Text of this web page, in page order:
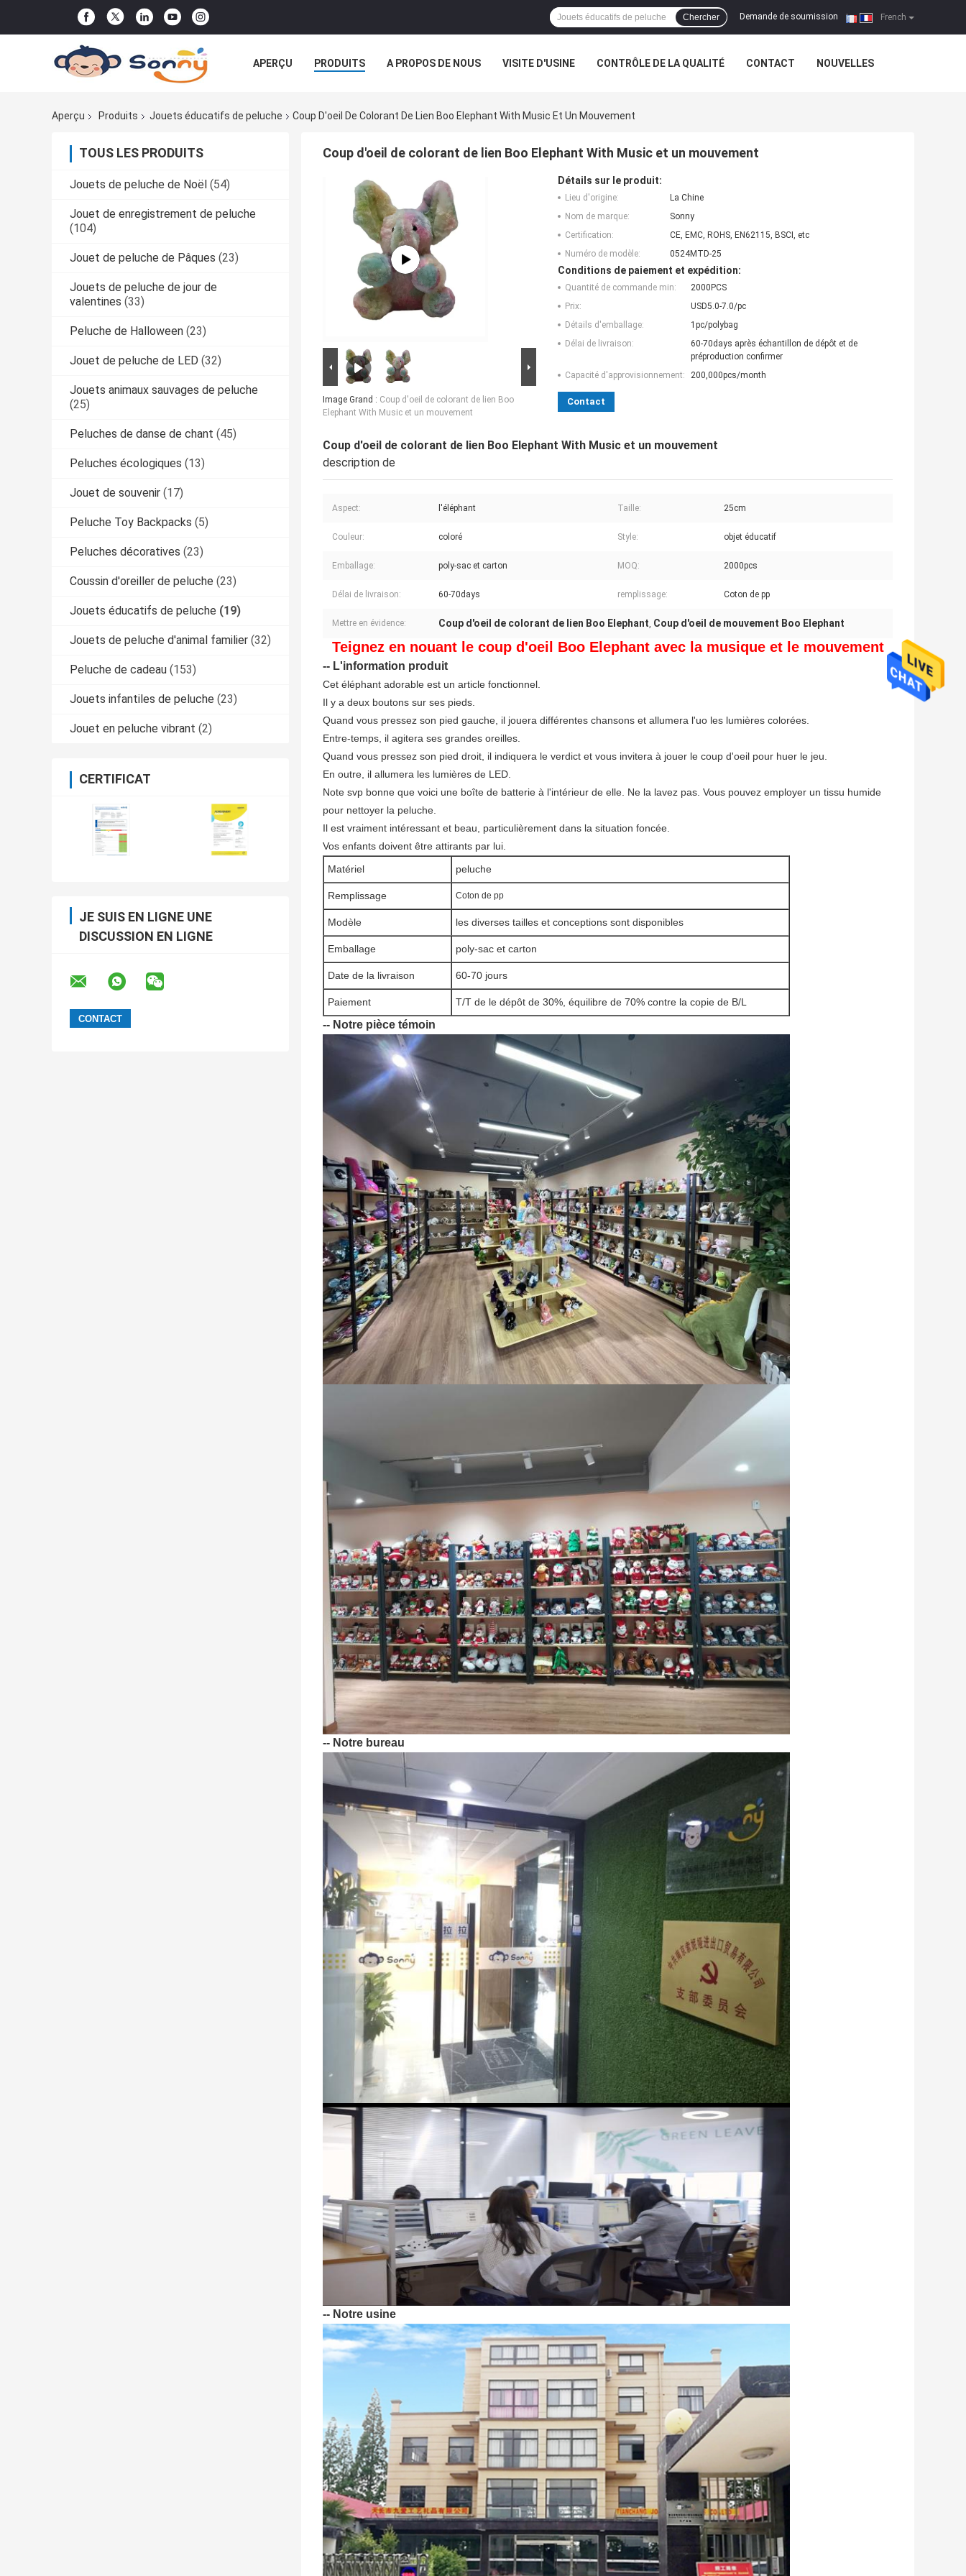
French
Demande de soumission |
Chercher
APERÇU PRODUITS A PROPOS DE NOUS VISITE D'USINE CONTRÔLE DE LA QUALITÉ CONTACT NOUVELLES
Aperçu
Produits Jouets éducatifs de peluche Coup D'oeil De Colorant De Lien Boo Elephant With Music Et Un Mouvement
TOUS LES PRODUITS
Jouets de peluche de Noël (54)
Jouet de enregistrement de peluche
(104)
Jouet de peluche de Pâques (23)
Jouets de peluche de jour de
valentines (33)
Peluche de Halloween (23)
Jouet de peluche de LED (32)
Jouets animaux sauvages de peluche
(25)
Peluches de danse de chant (45)
Peluches écologiques (13)
Jouet de souvenir (17)
Peluche Toy Backpacks (5)
Peluches décoratives (23)
Coussin d'oreiller de peluche (23)
Jouets éducatifs de peluche (19)
Jouets de peluche d'animal familier (32)
Peluche de cadeau (153)
Jouets infantiles de peluche (23)
Jouet en peluche vibrant (2)
CERTIFICAT
JE SUIS EN LIGNE UNE
DISCUSSION EN LIGNE
Coup d'oeil de colorant de lien Boo Elephant With Music et un mouvement
Image Grand : Coup d'oeil de colorant de lien Boo
Elephant With Music et un mouvement
Détails sur le produit:
Lieu d'origine:
La Chine
Nom de marque:
Sonny
Certification:
CE, EMC, ROHS, EN62115, BSCI, etc
Numéro de modèle:
0524MTD-25
Conditions de paiement et expédition:
Quantité de commande min:
2000PCS
Prix:
USD5.0-7.0/pc
Détails d'emballage:
1pc/polybag
Délai de livraison:
60-70days après échantillon de dépôt et de
préproduction confirmer
Capacité d'approvisionnement:
200,000pcs/month
Contact
Coup d'oeil de colorant de lien Boo Elephant With Music et un mouvement
description de
Aspect: l'éléphant Taille: 25cm
Couleur: coloré Style: objet éducatif
Emballage: poly-sac et carton MOQ: 2000pcs
Délai de livraison: 60-70days remplissage: Coton de pp
Mettre en évidence: Coup d'oeil de colorant de lien Boo Elephant, Coup d'oeil de mouvement Boo Elephant
Teignez en nouant le coup d'oeil Boo Elephant avec la musique et le mouvement
-- L'information produit
Cet éléphant adorable est un article fonctionnel.
Il y a deux boutons sur ses pieds.
Quand vous pressez son pied gauche, il jouera différentes chansons et allumera l'uo les lumières colorées.
Entre-temps, il agitera ses grandes oreilles.
Quand vous pressez son pied droit, il indiquera le verdict et vous invitera à jouer le coup d'oeil pour huer le jeu.
En outre, il allumera les lumières de LED.
Note svp bonne que voici une boîte de batterie à l'intérieur de elle. Ne la lavez pas. Vous pouvez employer un tissu humide
pour nettoyer la peluche.
Il est vraiment intéressant et beau, particulièrement dans la situation foncée.
Vos enfants doivent être attirants par lui.
Matériel
peluche
Remplissage Coton de pp
Modèle les diverses tailles et conceptions sont disponibles
Emballage poly-sac et carton
Date de la livraison 60-70 jours
Paiement T/T de le dépôt de 30%, équilibre de 70% contre la copie de B/L
-- Notre pièce témoin
-- Notre bureau
-- Notre usine